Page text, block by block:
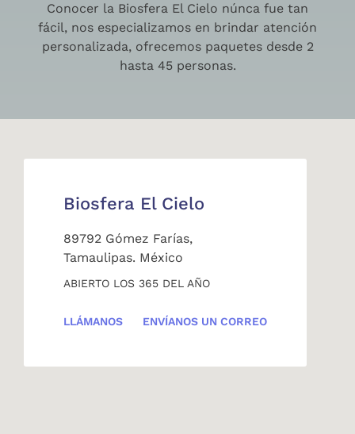
Conocer la Biosfera El Cielo núnca fue tan
fácil, nos especializamos en brindar atención
personalizada, ofrecemos paquetes desde 2
hasta 45 personas.
Biosfera El Cielo
89792 Gómez Farías,
Tamaulipas. México
ABIERTO LOS 365 DEL AÑO
LLÁMANOS ENVÍANOS UN CORREO